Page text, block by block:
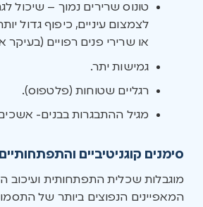
טונוס שרירים נמוך – שיכול
לצמצום עיניים, כיפוף גדול
או שרירי פנים רפויים (בעיקר
גמישות יתר.
רגליים שטוחות (פלטפוס).
מגיל ההתבגרות בבנים-
סימנים קוגניטיביים והתפתחותיים
מוגבלות שכלית התפתחותית ועיכוב
המאפיינים הנפוצים ביותר של